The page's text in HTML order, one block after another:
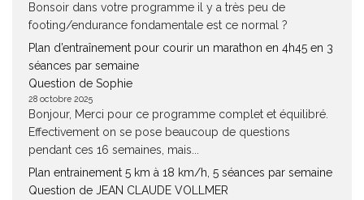
Bonsoir dans votre programme il y a très peu de
footing/endurance fondamentale est ce normal ?
Plan d’entraînement pour courir un marathon en 4h45 en 3
séances par semaine
Question de Sophie
28 octobre 2025
Bonjour, Merci pour ce programme complet et équilibré.
Effectivement on se pose beaucoup de questions
pendant ces 16 semaines, mais...
Plan entrainement 5 km à 18 km/h, 5 séances par semaine
Question de JEAN CLAUDE VOLLMER